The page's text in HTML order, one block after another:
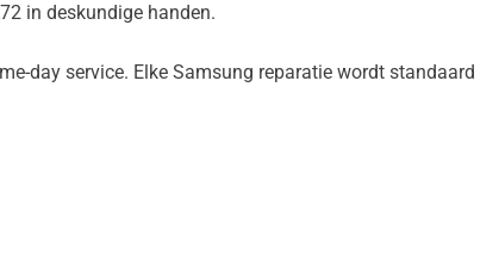
in deskundige handen.
day service. Elke Samsung reparatie wordt standaard